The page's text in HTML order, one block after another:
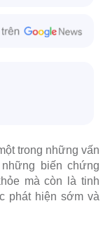
trong những vấn
biến chứng
mà còn là tinh
phát hiện sớm và